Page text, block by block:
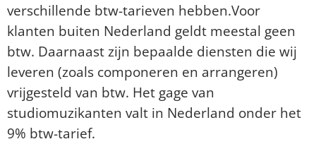
verschillende btw-tarieven hebben.Voor
klanten buiten Nederland geldt meestal geen
btw. Daarnaast zijn bepaalde diensten die wij
leveren (zoals componeren en arrangeren)
vrijgesteld van btw. Het gage van
studiomuzikanten valt in Nederland onder het
9% btw-tarief.